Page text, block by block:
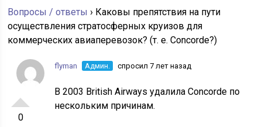
Вопросы / ответы › Каковы препятствия на пути
осуществления стратосферных круизов для
коммерческих авиаперевозок? (т. е. Concorde?)
0
flyman Админ. спросил 7 лет назад
В 2003 British Airways удалила Concorde по
нескольким причинам.